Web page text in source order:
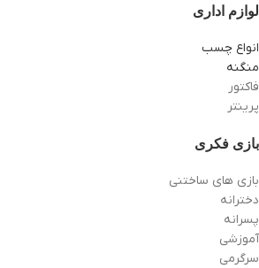
لوازم اداری
انواع چسب
منگنه
فاکتور
پرینتر
بازی فکری
بازی های ساختنی
دخترانه
پسرانه
آموزشی
سرگرمی